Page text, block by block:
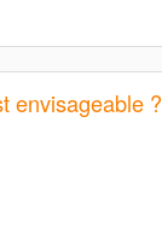
envisageable ?